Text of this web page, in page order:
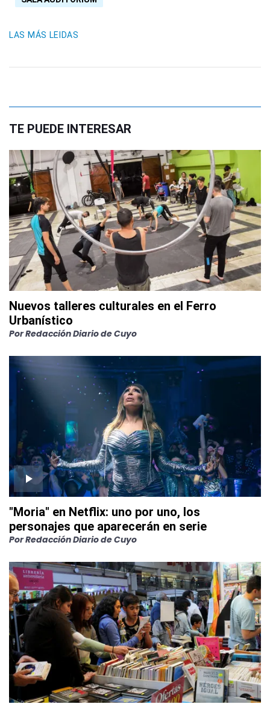
LAS MÁS LEIDAS
TE PUEDE INTERESAR
Nuevos talleres culturales en el Ferro
Urbanístico
PorRedacción Diario de Cuyo
"Moria" en Netflix: uno por uno, los
personajes que aparecerán en serie
PorRedacción Diario de Cuyo